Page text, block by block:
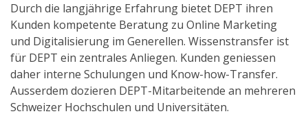
Durch die langjährige Erfahrung bietet DEPT ihren
Kunden kompetente Beratung zu Online Marketing
und Digitalisierung im Generellen. Wissenstransfer ist
für DEPT ein zentrales Anliegen. Kunden geniessen
daher interne Schulungen und Know-how-Transfer.
Ausserdem dozieren DEPT-Mitarbeitende an mehreren
Schweizer Hochschulen und Universitäten.